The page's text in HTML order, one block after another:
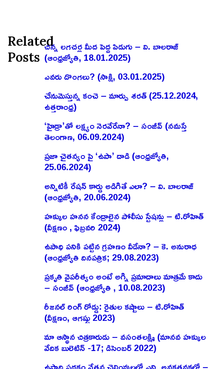
Related
Posts
చిన్న లగచర్ల మీద పెద్ద పిడుగు – వి. బాలరాజ్‌
(ఆంధ్రజ్యోతి, 18.01.2025)
ఎవరు దొంగలు? (సాక్షి, 03.01.2025)
చేనుమెస్తున్న కంచె – మార్పు శరత్ (25.12.2024,
ఉత్తరాంధ్ర)
‘హైడ్రా’తో లక్ష్యం నెరవేరేనా? – సంజీవ్ (నమస్తే
తెలంగాణ, 06.09.2024)
ప్రజా చైతన్యం పై ‘ఉపా’ దాడి (ఆంధ్రజ్యోతి,
25.06.2024)
అన్నిటికీ రేషన్ కార్డు అడిగితే ఎలా? – వి. బాలరాజ్‌
(ఆంధ్రజ్యోతి, 20.06.2024)
హక్కుల హనన కేంద్రాలైన పోలీసు స్టేషన్లు – టి.రోహిత్
(వీక్షణం , ఫిబ్రవరి 2024)
ఉపాధి పనికి పట్టిన గ్రహణం వీడేనా? – కె. అనురాధ
(ఆంధ్రజ్యోతి దినపత్రిక; 29.08.2023)
ప్రకృతి వైపరీత్యం అంటే అగ్ని ప్రమాదాలు మాత్రమే కాదు
– సంజీవ్ (ఆంధ్రజ్యోతి , 10.08.2023)
రీజనల్ రింగ్ రోడ్డు: రైతుల కష్టాలు – టి.రోహిత్
(వీక్షణం, ఆగష్టు 2023)
మా ఆస్థాన చిత్రకారుడు – వసంతలక్ష్మి (మానవ హక్కుల
వేదిక బులెటిన్ -17; డిసెంబర్ 2022)